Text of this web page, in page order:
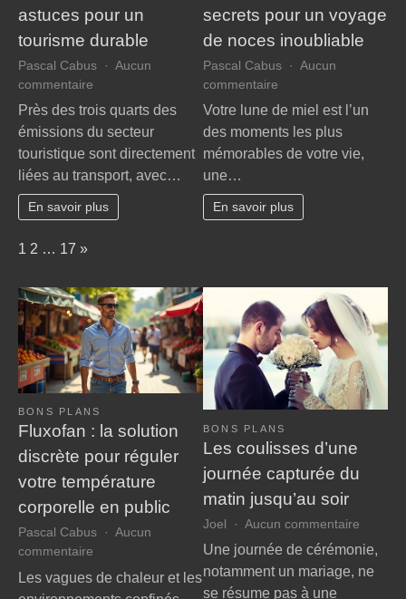
astuces pour un
tourisme durable
Pascal Cabus
Aucun
commentaire
Voyager
autrement
:
astuces
pour
un
tourisme
Près des trois quarts des
émissions du secteur
touristique sont directement
liées au transport, avec…
En savoir plus
secrets pour un voyage
de noces inoubliable
Pascal Cabus
Aucun
commentaire
Évasion
:
secrets
un
voyage
Votre lune de miel est l’un
des moments les plus
mémorables de votre vie,
une…
En savoir plus
Page:
1 2 … 17 Next
»
BONS PLANS
Fluxofan : la solution
discrète pour réguler
votre température
corporelle en public
Pascal Cabus
Aucun
commentaire
Fluxofan
Les vagues de chaleur et les
BONS PLANS
Les coulisses d’une
journée capturée du
matin jusqu’au soir
Joel Aucun commentaire
Les
d’une
Une journée de cérémonie,
notamment un mariage, ne
se résume pas à une